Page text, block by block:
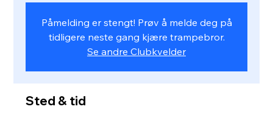
Påmelding er stengt! Prøv å melde deg på
tidligere neste gang kjære trampebror.
Se andre Clubkvelder
Sted & tid